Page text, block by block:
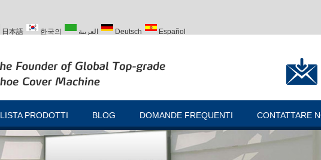
日本語 한국의 العربية Deutsch Español
LISTA PRODOTTI BLOG DOMANDE FREQUENTI CONTATTARE